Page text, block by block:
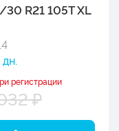
R21 105T XL
регистрации
₽